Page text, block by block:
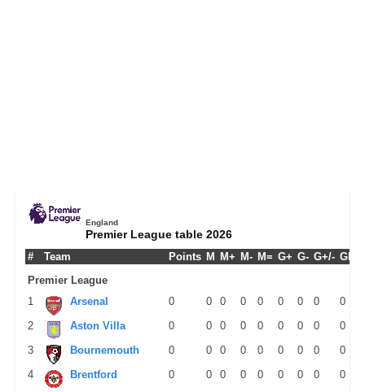
England
Premier League table 2026
# Team Points M M+ M- M= G+ G- G+/- GPM
Premier League
1
Arsenal 0 0 0 0 0 0 0 0
0
2
Aston Villa 0 0 0 0 0 0 0 0
0
3
Bournemouth 0 0 0 0 0 0 0 0
0
4
Brentford 0 0 0 0 0 0 0 0 0